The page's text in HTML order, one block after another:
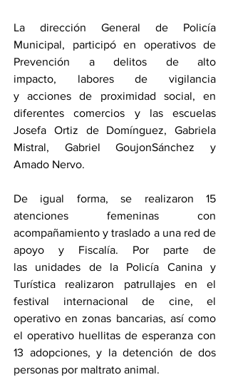
La dirección General de Policía
Municipal, participó en operativos de
Prevención a delitos de alto
impacto, labores de vigilancia
y acciones de proximidad social, en
diferentes comercios y las escuelas
Josefa Ortiz de Domínguez, Gabriela
Mistral, Gabriel GoujonSánchez y
Amado Nervo.
De igual forma, se realizaron 15
atenciones femeninas con
acompañamiento y traslado a una red de
apoyo y Fiscalía. Por parte de
las unidades de la Policía Canina y
Turística realizaron patrullajes en el
festival internacional de cine, el
operativo en zonas bancarias, así como
el operativo huellitas de esperanza con
13 adopciones, y la detención de dos
personas por maltrato animal.